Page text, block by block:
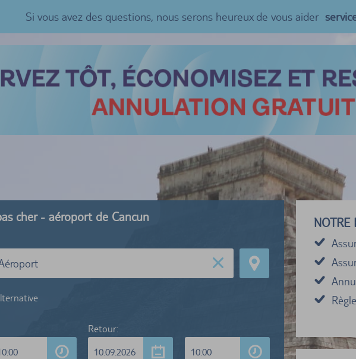
Si vous avez des questions, nous serons heureux de vous aider
cher - aéroport de Cancun
Retour:
10.09.2026
10:00
NOTRE